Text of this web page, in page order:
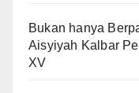
Bukan hanya
Aisyiyah Kalbar
XV